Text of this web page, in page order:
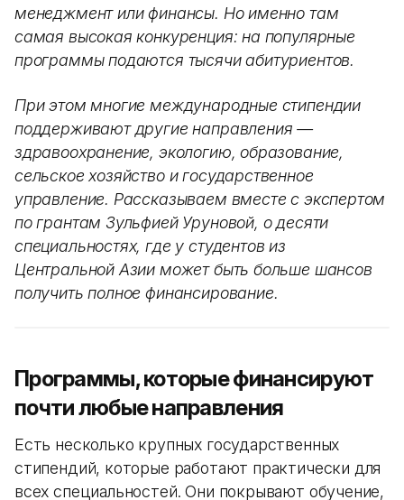
менеджмент или финансы. Но именно там
самая высокая конкуренция: на популярные
программы подаются тысячи абитуриентов.
При этом многие международные стипендии
поддерживают другие направления —
здравоохранение, экологию, образование,
сельское хозяйство и государственное
управление. Рассказываем вместе с экспертом
по грантам Зульфией Уруновой, о десяти
специальностях, где у студентов из
Центральной Азии может быть больше шансов
получить полное финансирование.
Программы, которые финансируют
почти любые направления
Есть несколько крупных государственных
стипендий, которые работают практически для
всех специальностей. Они покрывают обучение,